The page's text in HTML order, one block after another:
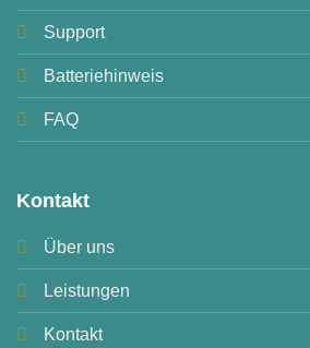
Support
Batteriehinweis
FAQ
Kontakt
Über uns
Leistungen
Kontakt